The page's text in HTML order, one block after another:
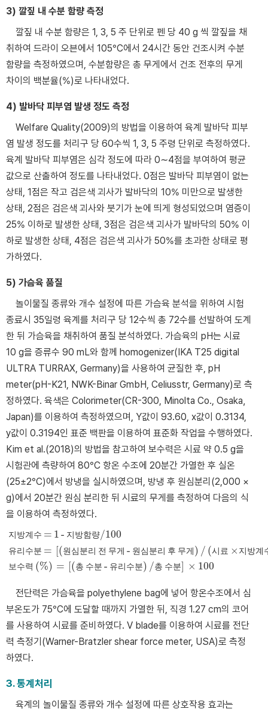
3) 깔짚 내 수분 함량 측정
깔짚 내 수분 함량은 1, 3, 5 주 단위로 펜 당 40 g 씩 깔짚을 채
취하여 드라이 오븐에서 105°C에서 24시간 동안 건조시켜 수분
함량을 측정하였으며, 수분함량은 총 무게에서 건조 전후의 무게
차이의 백분율(%)로 나타내었다.
4) 발바닥 피부염 발생 정도 측정
Welfare Quality(2009)의 방법을 이용하여 육계 발바닥 피부
염 발생 정도를 처리구 당 60수씩 1, 3, 5 주령 단위로 측정하였다.
육계 발바닥 피부염은 심각 정도에 따라 0∼4점을 부여하여 평균
값으로 산출하여 정도를 나타내었다. 0점은 발바닥 피부염이 없는
상태, 1점은 작고 검은색 괴사가 발바닥의 10% 미만으로 발생한
상태, 2점은 검은색 괴사와 붓기가 눈에 띄게 형성되었으며 염증이
25% 이하로 발생한 상태, 3점은 검은색 괴사가 발바닥의 50% 이
하로 발생한 상태, 4점은 검은색 괴사가 50%를 초과한 상태로 평
가하였다.
5) 가슴육 품질
놀이물질 종류와 개수 설정에 따른 가슴육 분석을 위하여 시험
종료시 35일령 육계를 처리구 당 12수씩 총 72수를 선발하여 도계
한 뒤 가슴육을 채취하여 품질 분석하였다. 가슴육의 pH는 시료
10 g을 증류수 90 mL와 함께 homogenizer(IKA T25 digital
ULTRA TURRAX, Germany)을 사용하여 균질한 후, pH
meter(pH-K21, NWK-Binar GmbH, Celiusstr, Germany)로 측
정하였다. 육색은 Colorimeter(CR-300, Minolta Co., Osaka，
Japan)를 이용하여 측정하였으며, Y값이 93.60, x값이 0.3134,
y값이 0.3194인 표준 백판을 이용하여 표준화 작업을 수행하였다.
Kim et al.(2018)의 방법을 참고하여 보수력은 시료 약 0.5 g을
시험관에 측량하여 80°C 항온 수조에 20분간 가열한 후 실온
(25±2°C)에서 방냉을 실시하였으며, 방냉 후 원심분리(2,000 ×
g)에서 20분간 원심 분리한 뒤 시료의 무게를 측정하여 다음의 식
을 이용하여 측정하였다.
지방계수 = 1 - 지방함량/100
유리수분 = [(원심분리 전 무게 - 원심분리 후 무게) / (시 료 × 지방계
보수력 (%) = [(총 수분 - 유리수분) /총 수분] × 100
지방계수= 1- 지방함량/100유리수분 =[(원심분리전무게 - 원심분리후무게)/(
전단력은 가슴육을 polyethylene bag에 넣어 항온수조에서 심
부온도가 75°C에 도달할 때까지 가열한 뒤, 직경 1.27 cm의 코어
를 사용하여 시료를 준비하였다. V blade를 이용하여 시료를 전단
력 측정기(Warner-Bratzler shear force meter, USA)로 측정
하였다.
3. 통계처리
육계의 놀이물질 종류와 개수 설정에 따른 상호작용 효과는